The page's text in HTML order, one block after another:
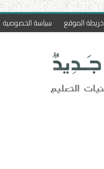
خريطة الموقع سياسة الخصوصية